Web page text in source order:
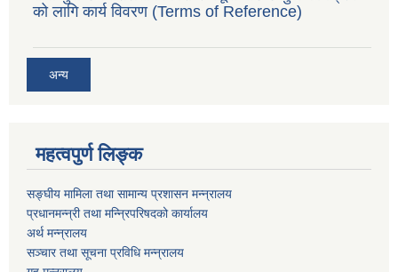
को लागि कार्य विवरण (Terms of Reference)
अन्य
महत्वपुर्ण लिङ्क
सङ्घीय मामिला तथा सामान्य प्रशासन मन्न्रालय
प्रधानमन्न्री तथा मन्न्रिपरिषदको कार्यालय
अर्थ मन्न्रालय
सञ्चार तथा सूचना प्रविधि मन्न्रालय